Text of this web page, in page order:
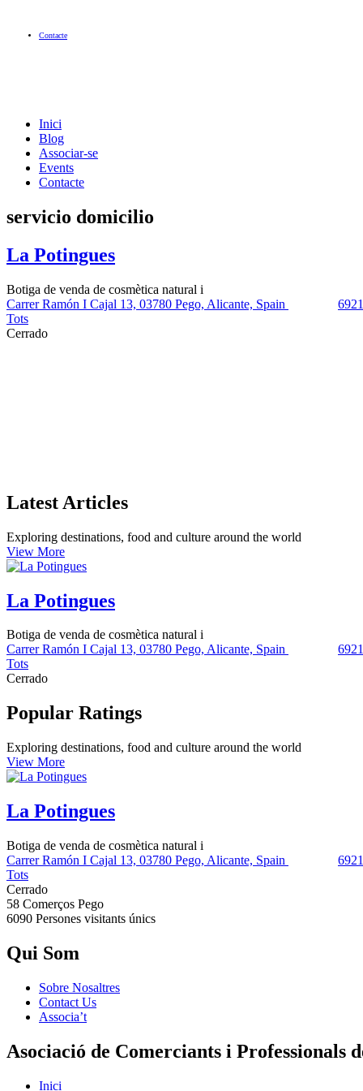
Contacte
Inici
Blog
Associar-se
Events
Contacte
servicio domicilio
La Potingues
Botiga de venda de cosmètica natural i
Carrer Ramón I Cajal 13, 03780 Pego, Alicante, Spain
Tots
Cerrado
Latest Articles
Exploring destinations, food and culture around the world
View More
La Potingues
Botiga de venda de cosmètica natural i
Carrer Ramón I Cajal 13, 03780 Pego, Alicante, Spain
Tots
Cerrado
Popular Ratings
Exploring destinations, food and culture around the world
View More
La Potingues
Botiga de venda de cosmètica natural i
Carrer Ramón I Cajal 13, 03780 Pego, Alicante, Spain
Tots
Cerrado
58 Comerços Pego
6090 Persones visitants únics
Qui Som
Sobre Nosaltres
Contact Us
Associa’t
Asociació de Comerciants i Professionals
Inici